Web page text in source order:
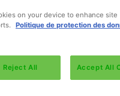
on your device to enhance site
Politique de protection des
Reject All Accept All